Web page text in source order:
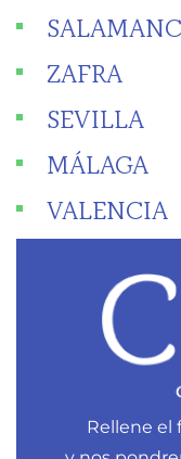
ZAFRA
SEVILLA
MÁLAGA
VALENCIA
Rellene el